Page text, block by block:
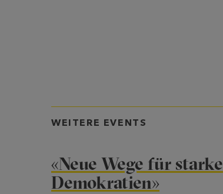
WEITERE EVENTS
«Neue Wege für starke
Demokratien»